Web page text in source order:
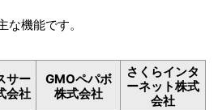
機能です。
サー
会社
GMOペパボ
株式会社
さくらインタ
ーネット株式
会社